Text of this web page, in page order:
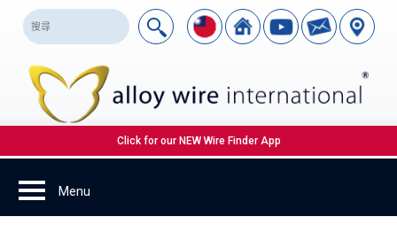
Click for our NEW Wire Finder App